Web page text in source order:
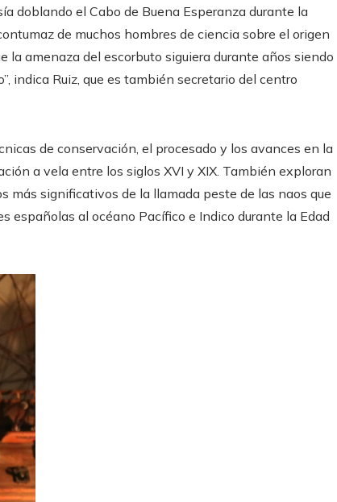
doblando el Cabo de Buena Esperanza durante la
de muchos hombres de ciencia sobre el origen
la amenaza del escorbuto siguiera durante años siendo
indica Ruiz, que es también secretario del centro
de conservación, el procesado y los avances en la
a vela entre los siglos XVI y XIX. También exploran
más significativos de la llamada peste de las naos que
españolas al océano Pacífico e Indico durante la Edad